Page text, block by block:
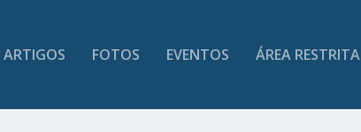
ARTIGOS FOTOS EVENTOS ÁREA RESTRITA